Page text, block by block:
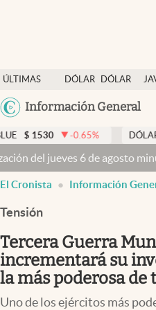
ÚLTIMAS
NOTICIAS
DÓLAR
DÓLAR
Información General
Dólar
Members
Economía y Política
Finanzas y Mercados
Mercados Online
Negocios
Columnistas
Otras secciones
Apertura
-0.65% DÓLAR TARJETA $
minuto a minutoPropiedad
El Cronista Información
Tensión
Tercera Guerra
incrementará su
la más poderosa de
Uno de los ejércitos más